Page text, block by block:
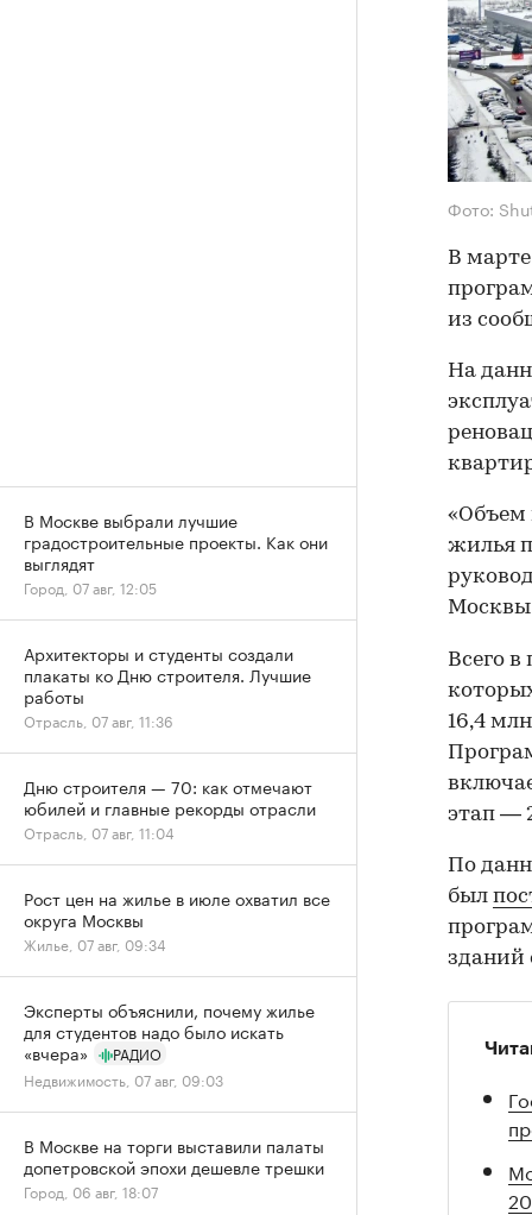
Фото:
В марте
из
На
«Объем
жилья
Москвы
Всего
16,4
этап —
По
был
зданий
В Москве выбрали лучшие
градостроительные проекты. Как они
выглядят
Город, 07 авг, 12:05
Архитекторы и студенты создали
плакаты ко Дню строителя. Лучшие
работы
Отрасль, 07 авг, 11:36
Дню строителя — 70: как отмечают
юбилей и главные рекорды отрасли
Отрасль, 07 авг, 11:04
Рост цен на жилье в июле охватил все
округа Москвы
Жилье, 07 авг, 09:34
Эксперты объяснили, почему жилье
для студентов надо было искать
«вчера»
РАДИО
Недвижимость, 07 авг, 09:03
В Москве на торги выставили палаты
допетровской эпохи дешевле трешки
Город, 06 авг, 18:07